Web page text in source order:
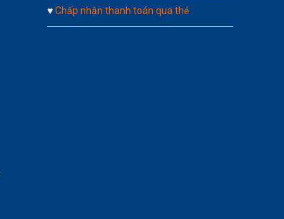
♥Chấp nhận thanh toán qua thẻ